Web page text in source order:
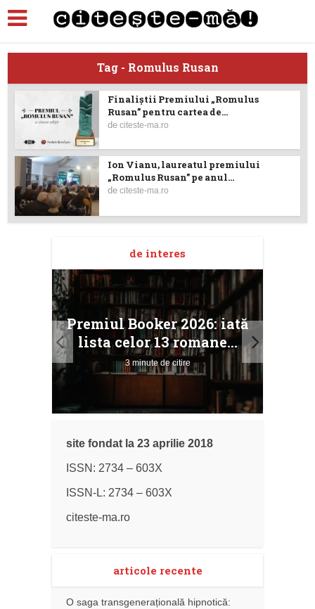
Tag - Romulus Rusan
Finaliștii Premiului „Romulus
Rusan” pentru cartea de...
deciteste-ma.ro
Ion Vianu, laureatul premiului
„Romulus Rusan” pe anul...
deciteste-ma.ro
de interes
Premiul Booker 2026: iată
lista celor 13 romane...
3 minute de citire
site fondat la 23 aprilie 2018
ISSN: 2734 – 603X
ISSN-L: 2734 – 603X
citeste-ma.ro
articole recente
O saga transgenerațională hipnotică: